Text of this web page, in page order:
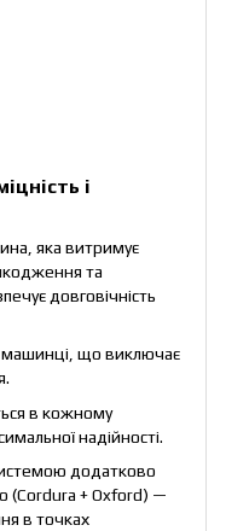
і
яка витримує
та
довговічність
машинці, що виключає
в кожному
надійності.
додатково
(Cordura + Oxford) —
в точках